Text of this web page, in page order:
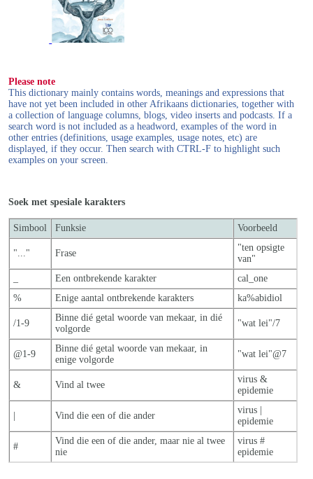
Please note
This dictionary mainly contains words, meanings and expressions that
have not yet been included in other Afrikaans dictionaries, together with
a collection of language columns, blogs, video inserts and podcasts. If a
search word is not included as a headword, examples of the word in
other entries (definitions, usage examples, usage notes, etc) are
displayed, if they occur. Then search with CTRL-F to highlight such
examples on your screen.
Soek met spesiale karakters
Simbool Funksie Voorbeeld
"..." Frase
"ten opsigte
van"
Een ontbrekende karakter
cal_one
%
Enige aantal ontbrekende karakters ka%abidiol
/1-9
Binne dié getal woorde van mekaar, in dié
volgorde
"wat lei"/7
@1-9
Binne dié getal woorde van mekaar, in
enige volgorde
"wat lei"@7
& Vind al twee
virus &
epidemie
Vind die een of die ander
virus |
epidemie
#
Vind die een of die ander, maar nie al twee
nie
virus #
epidemie